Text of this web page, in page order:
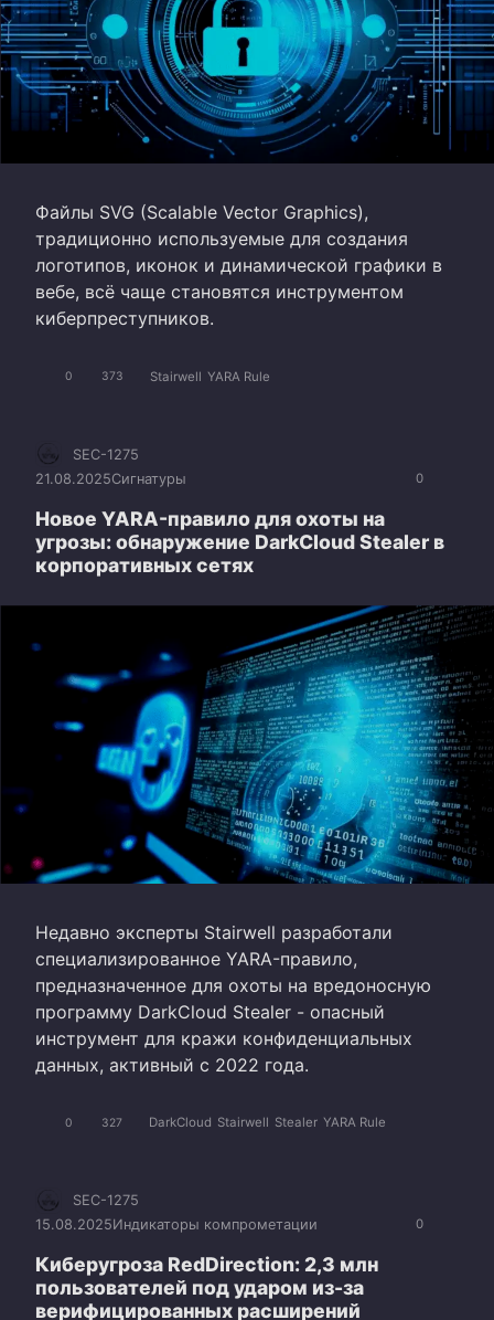
Файлы SVG (Scalable Vector Graphics),
традиционно используемые для создания
логотипов, иконок и динамической графики в
вебе, всё чаще становятся инструментом
киберпреступников.
0 373 Stairwell YARA Rule
0
SEC-1275
21.08.2025Сигнатуры
Новое YARA-правило для охоты на
угрозы: обнаружение DarkCloud Stealer в
корпоративных сетях
Недавно эксперты Stairwell разработали
специализированное YARA-правило,
предназначенное для охоты на вредоносную
программу DarkCloud Stealer - опасный
инструмент для кражи конфиденциальных
данных, активный с 2022 года.
0 327 DarkCloud Stairwell Stealer YARA Rule
0
SEC-1275
15.08.2025Индикаторы компрометации
Киберугроза RedDirection: 2,3 млн
пользователей под ударом из-за
верифицированных расширений